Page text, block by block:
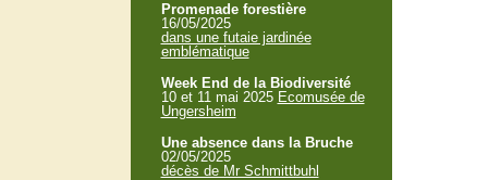
Promenade forestière
16/05/2025
dans une futaie jardinée
emblématique
Week End de la Biodiversité
10 et 11 mai 2025 Ecomusée de
Ungersheim
Une absence dans la Bruche
02/05/2025
décès de Mr Schmittbuhl